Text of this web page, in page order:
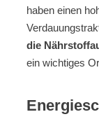
haben einen
die
ein wichtiges